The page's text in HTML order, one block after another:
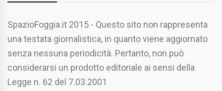
SpazioFoggia.it 2015 - Questo sito non rappresenta
una testata giornalistica, in quanto viene aggiornato
senza nessuna periodicità. Pertanto, non può
considerarsi un prodotto editoriale ai sensi della
Legge n. 62 del 7.03.2001